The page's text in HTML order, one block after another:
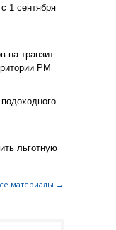
1 сентября
на транзит
РМ
льготную
материалы →